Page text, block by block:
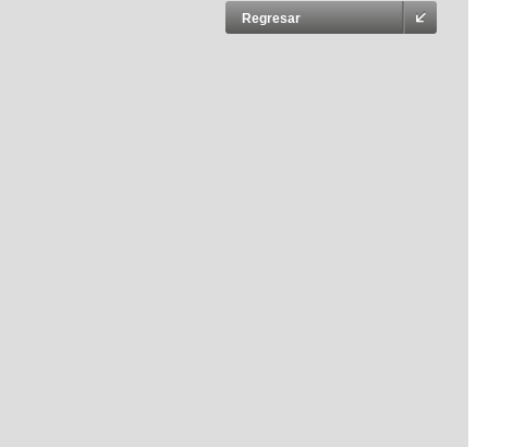
Regresar